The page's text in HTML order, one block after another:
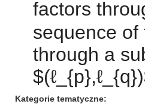
factors
sequence of
through a
Kategorie tematyczne